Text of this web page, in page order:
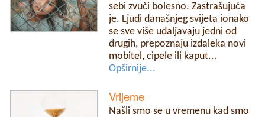
sebi zvuči bolesno. Zastrašujuća
je. Ljudi današnjeg svijeta ionako
se sve više udaljavaju jedni od
drugih, prepoznaju izdaleka novi
mobitel, cipele ili kaput...
Opširnije...
Vrijeme
Našli smo se u vremenu kad smo